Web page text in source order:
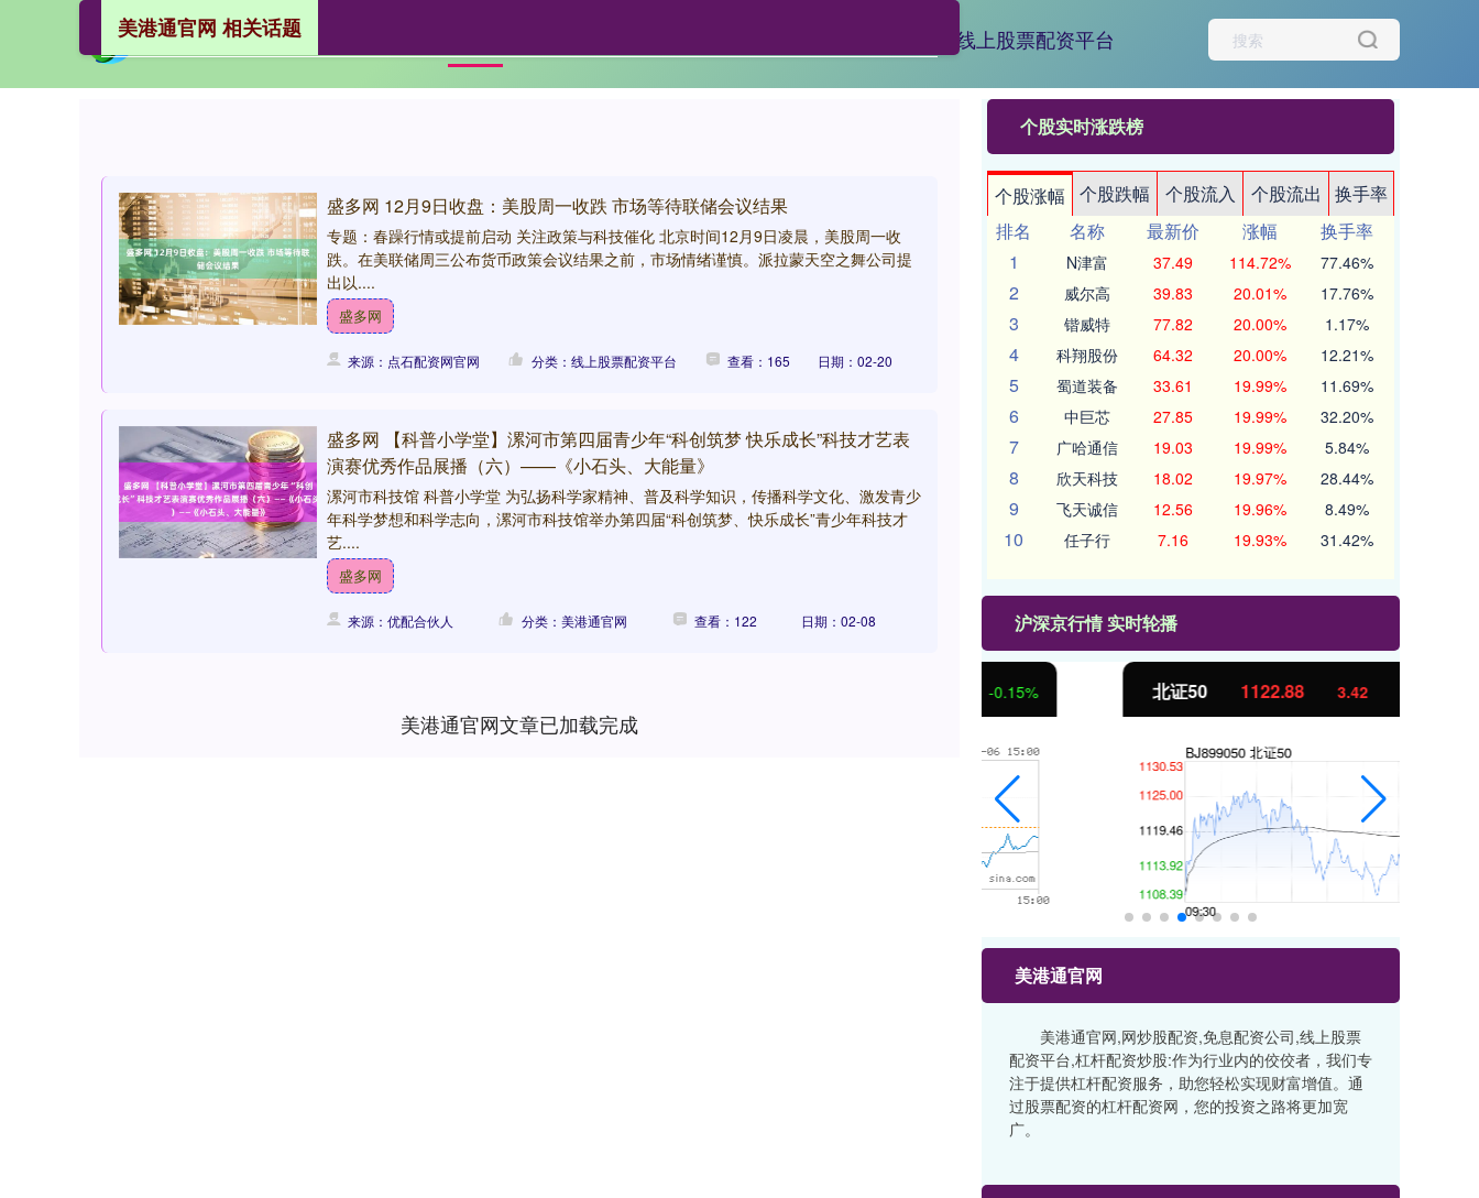
线上股票配资平台
美港通官网 相关话题
盛多网 12月9日收盘：美股周一收跌 市场等待联储会议结果
专题：春躁行情或提前启动 关注政策与科技催化 北京时间12月9日凌晨，美股周一收
跌。在美联储周三公布货币政策会议结果之前，市场情绪谨慎。派拉蒙天空之舞公司提
出以....
盛多网
来源：点石配资网官网 分类：线上股票配资平台 查看：165 日期：02-20
盛多网 【科普小学堂】漯河市第四届青少年“科创筑梦 快乐成长”科技才艺表
演赛优秀作品展播（六）——《小石头、大能量》
漯河市科技馆 科普小学堂 为弘扬科学家精神、普及科学知识，传播科学文化、激发青少
年科学梦想和科学志向，漯河市科技馆举办第四届“科创筑梦、快乐成长”青少年科技才
艺....
盛多网
来源：优配合伙人 分类：美港通官网 查看：122 日期：02-08
美港通官网文章已加载完成
个股实时涨跌榜
个股涨幅 个股跌幅 个股流入 个股流出
换手率
排名
名称 最新价 涨幅
换手率
1
N津富 37.49 114.72% 77.46%
2 威尔高 39.83 20.01% 17.76%
3 锴威特 77.82 20.00% 1.17%
4 科翔股份 64.32 20.00% 12.21%
5 蜀道装备 33.61 19.99% 11.69%
6 中巨芯 27.85 19.99% 32.20%
7 广哈通信 19.03 19.99% 5.84%
8 欣天科技 18.02 19.97% 28.44%
9 飞天诚信 12.56 19.96% 8.49%
10 任子行 7.16 19.93% 31.42%
沪深京行情 实时轮播
1122.88 3.42 0.30%
美港通官网
美港通官网,网炒股配资,免息配资公司,线上股票
配资平台,杠杆配资炒股:作为行业内的佼佼者，我们专
注于提供杠杆配资服务，助您轻松实现财富增值。通
过股票配资的杠杆配资网，您的投资之路将更加宽
广。